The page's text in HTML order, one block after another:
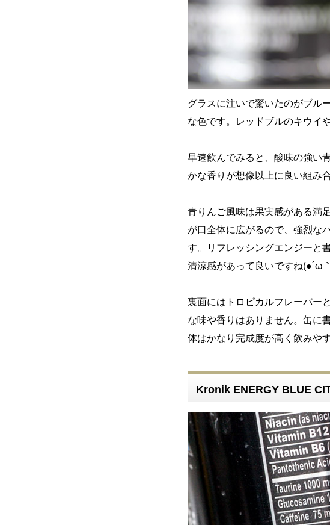
グラスに注いで驚いたのがブル
な色です。レッドブルのキウイ
早速飲んでみると、酸味の強い
かな香りが想像以上に良い組み
青りんご風味は果実感がある満
が口全体に広がるので、強烈な
す。リフレッシングエンジーと
清涼感があって良いですね(●´ω
裏面にはトロピカルフレーバー
な味や香りはありません。缶に
体はかなり完成度が高く飲みや
Kronik ENERGY BLUE